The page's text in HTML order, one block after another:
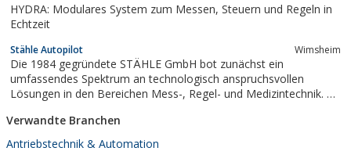
HYDRA: Modulares System zum Messen, Steuern und Regeln in
Echtzeit
Stähle Autopilot Wimsheim
Die 1984 gegründete STÄHLE GmbH bot zunächst ein
umfassendes Spektrum an technologisch anspruchsvollen
Lösungen in den Bereichen Mess-, Regel- und Medizintechnik. So
-265°C bis +200°C. Ab 1987 wechselte die STÄHLE GmbH zu
Automobilanwendungen mit Robotik,...
Verwandte Branchen
Antriebstechnik & Automation